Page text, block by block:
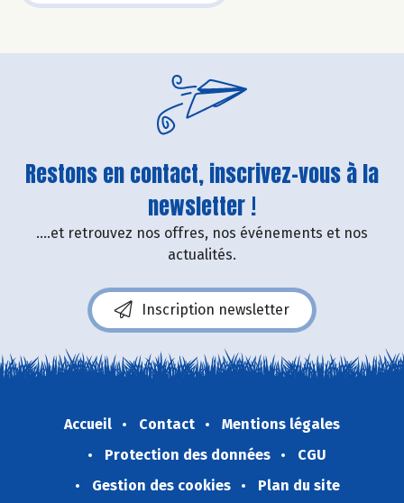
Restons en contact, inscrivez-vous à la
newsletter !
....et retrouvez nos offres, nos événements et nos
actualités.
Inscription newsletter
Accueil Contact
Mentions légales
Protection des données
CGU
Gestion des cookies
Plan du site